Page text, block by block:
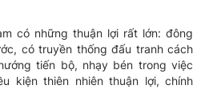
có những thuận lợi rất lớn: đông
có truyền thống đấu tranh cách
tiến bộ, nhạy bén trong việc
kiện thiên nhiên thuận lợi, chính